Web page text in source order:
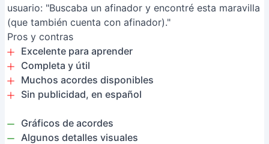
usuario: "Buscaba un afinador y encontré esta maravilla
(que también cuenta con afinador)."
Pros y contras
Excelente para aprender
Completa y útil
Muchos acordes disponibles
Sin publicidad, en español
Gráficos de acordes
Algunos detalles visuales